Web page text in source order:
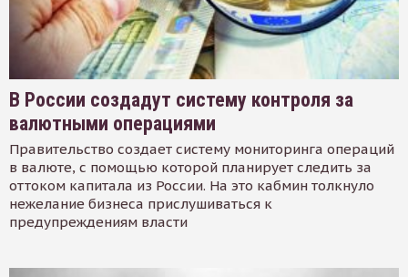
В России создадут систему контроля за
валютными операциями
Правительство создает систему мониторинга операций
в валюте, с помощью которой планирует следить за
оттоком капитала из России. На это кабмин толкнуло
нежелание бизнеса прислушиваться к
предупреждениям власти